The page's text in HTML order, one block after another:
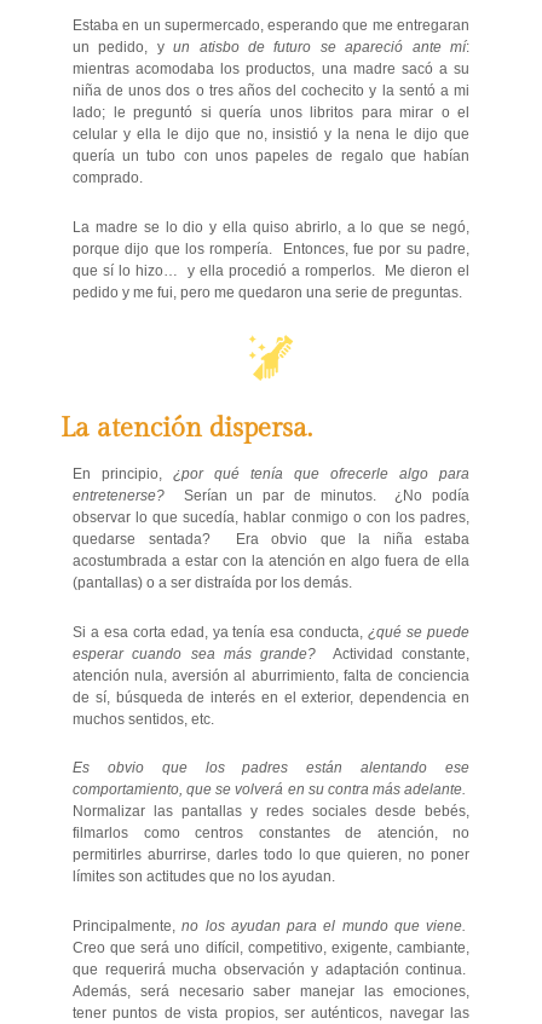
Estaba en un supermercado, esperando que me entregaran
un pedido, yun atisbo de futuro se apareció ante mí:
mientras acomodaba los productos, una madre sacó a su
niña de unos dos o tres años del cochecito y la sentó a mi
lado; le preguntó si quería unos libritos para mirar o el
celular y ella le dijo que no, insistió y la nena le dijo que
quería un tubo con unos papeles de regalo que habían
comprado.
La madre se lo dio y ella quiso abrirlo, a lo que se negó,
porque dijo que los rompería. Entonces, fue por su padre,
que sí lo hizo… y ella procedió a romperlos. Me dieron el
pedido y me fui, pero me quedaron una serie de preguntas.
La atención dispersa.
En principio, ¿por qué tenía que ofrecerle algo para
entretenerse? Serían un par de minutos. ¿No podía
observar lo que sucedía, hablar conmigo o con los padres,
quedarse sentada? Era obvio que la niña estaba
acostumbrada a estar con la atención en algo fuera de ella
(pantallas) o a ser distraída por los demás.
Si a esa corta edad, ya tenía esa conducta,¿qué se puede
esperar cuando sea más grande? Actividad constante,
atención nula, aversión al aburrimiento, falta de conciencia
de sí, búsqueda de interés en el exterior, dependencia en
muchos sentidos, etc.
Es obvio que los padres están alentando ese
comportamiento, que se volverá en su contra más adelante.
Normalizar las pantallas y redes sociales desde bebés,
filmarlos como centros constantes de atención, no
permitirles aburrirse, darles todo lo que quieren, no poner
límites son actitudes que no los ayudan.
Principalmente,no los ayudan para el mundo que viene.
Creo que será uno difícil, competitivo, exigente, cambiante,
que requerirá mucha observación y adaptación continua.
Además, será necesario saber manejar las emociones,
tener puntos de vista propios, ser auténticos, navegar las